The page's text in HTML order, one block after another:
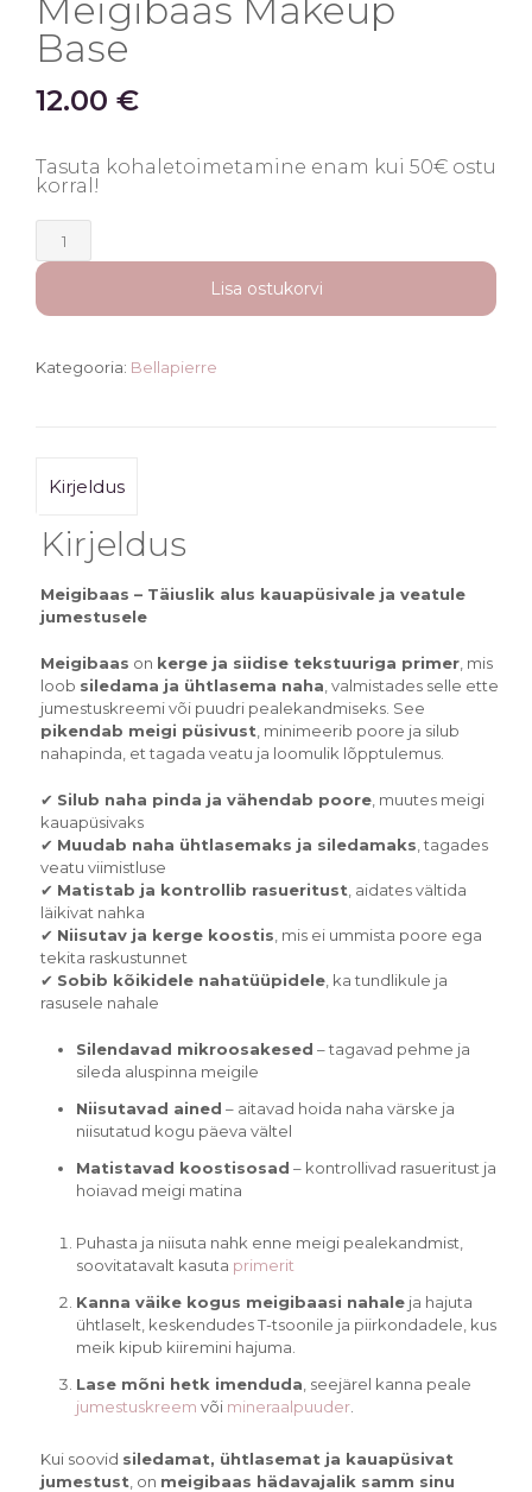
Meigibaas Makeup
Base
12.00 €
Tasuta kohaletoimetamine enam kui 50€ ostu
korral!
Makeup
Base
Lisa ostukorvi
Kategooria: Bellapierre
Kirjeldus
Kirjeldus
Meigibaas – Täiuslik alus kauapüsivale ja veatule
jumestusele
Meigibaas on kerge ja siidise tekstuuriga primer, mis
loob siledama ja ühtlasema naha , valmistades selle ette
jumestuskreemi või puudri pealekandmiseks. See
pikendab meigi püsivust , minimeerib poore ja silub
nahapinda, et tagada veatu ja loomulik lõpptulemus.
✔ Silub naha pinda ja vähendab poore, muutes meigi
kauapüsivaks
✔ Muudab naha ühtlasemaks ja siledamaks , tagades
veatu viimistluse
✔ Matistab ja kontrollib rasueritust , aidates vältida
läikivat nahka
✔ Niisutav ja kerge koostis , mis ei ummista poore ega
tekita raskustunnet
✔ Sobib kõikidele nahatüüpidele, ka tundlikule ja
rasusele nahale
Silendavad mikroosakesed – tagavad pehme ja
sileda aluspinna meigile
Niisutavad ained – aitavad hoida naha värske ja
niisutatud kogu päeva vältel
Matistavad koostisosad – kontrollivad rasueritust ja
hoiavad meigi matina
Puhasta ja niisuta nahk enne meigi pealekandmist,
soovitatavalt kasuta primerit
Kanna väike kogus meigibaasi nahaleja hajuta
ühtlaselt, keskendudes T-tsoonile ja piirkondadele, kus
meik kipub kiiremini hajuma.
Lase mõni hetk imenduda , seejärel kanna peale
jumestuskreem või mineraalpuuder.
Kui soovid siledamat, ühtlasemat ja kauapüsivat
jumestust , on meigibaas hädavajalik samm sinu